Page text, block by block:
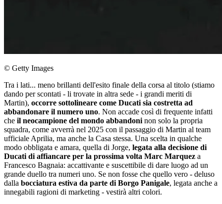
© Getty Images
Tra i lati... meno brillanti dell'esito finale della corsa al titolo (stiamo
dando per scontati - li trovate in altra sede - i grandi meriti di
Martin), occorre sottolineare come Ducati sia costretta ad
abbandonare il numero uno. Non accade così di frequente infatti
che il neocampione del mondo abbandoni non solo la propria
squadra, come avverrà nel 2025 con il passaggio di Martin al team
ufficiale Aprilia, ma anche la Casa stessa. Una scelta in qualche
modo obbligata e amara, quella di Jorge, legata alla decisione di
Ducati di affiancare per la prossima volta Marc Marquez a
Francesco Bagnaia: accattivante e suscettibile di dare luogo ad un
grande duello tra numeri uno. Se non fosse che quello vero - deluso
dalla bocciatura estiva da parte di Borgo Panigale, legata anche a
innegabili ragioni di marketing - vestirà altri colori.